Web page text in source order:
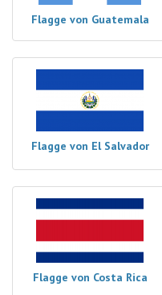
Flagge von Guatemala
Flagge von El Salvador
Flagge von Costa Rica